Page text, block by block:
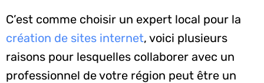
C’est comme choisir un expert local pour la
création de sites internet, voici plusieurs
raisons pour lesquelles collaborer avec un
professionnel de votre région peut être un